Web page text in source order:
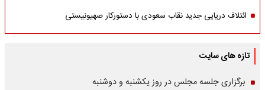
ائتلاف دریایی جدید نقاب سعودی با دستورکار صهیونیستی
تازه های سایت
برگزاری جلسه مجلس در روز یکشنبه و دوشنبه